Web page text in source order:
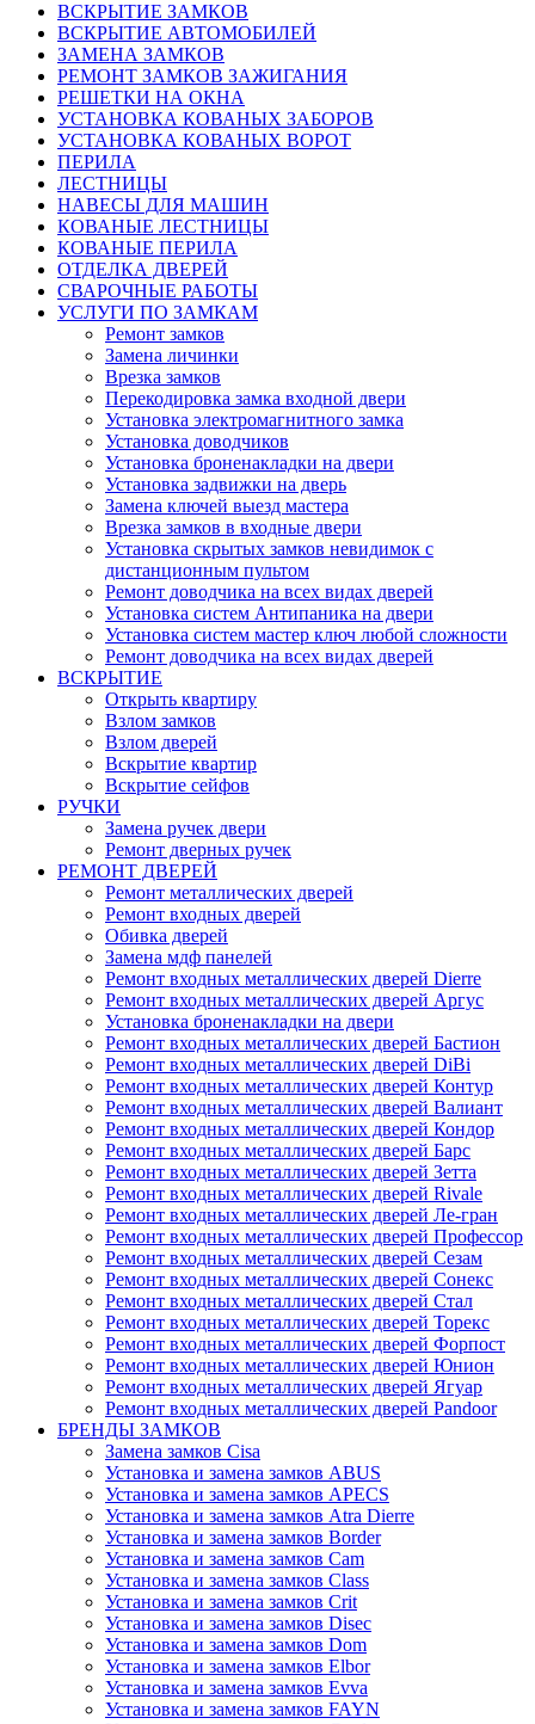
ВСКРЫТИЕ ЗАМКОВ
ВСКРЫТИЕ АВТОМОБИЛЕЙ
ЗАМЕНА ЗАМКОВ
РЕМОНТ ЗАМКОВ ЗАЖИГАНИЯ
РЕШЕТКИ НА ОКНА
УСТАНОВКА КОВАНЫХ ЗАБОРОВ
УСТАНОВКА КОВАНЫХ ВОРОТ
ПЕРИЛА
ЛЕСТНИЦЫ
НАВЕСЫ ДЛЯ МАШИН
КОВАНЫЕ ЛЕСТНИЦЫ
КОВАНЫЕ ПЕРИЛА
ОТДЕЛКА ДВЕРЕЙ
СВАРОЧНЫЕ РАБОТЫ
УСЛУГИ ПО ЗАМКАМ
Ремонт замков
Замена личинки
Врезка замков
Перекодировка замка входной двери
Установка электромагнитного замка
Установка доводчиков
Установка броненакладки на двери
Установка задвижки на дверь
Замена ключей выезд мастера
Врезка замков в входные двери
Установка скрытых замков невидимок с
дистанционным пультом
Ремонт доводчика на всех видах дверей
Установка систем Антипаника на двери
Установка систем мастер ключ любой сложности
Ремонт доводчика на всех видах дверей
ВСКРЫТИЕ
Открыть квартиру
Взлом замков
Взлом дверей
Вскрытие квартир
Вскрытие сейфов
РУЧКИ
Замена ручек двери
Ремонт дверных ручек
РЕМОНТ ДВЕРЕЙ
Ремонт металлических дверей
Ремонт входных дверей
Обивка дверей
Замена мдф панелей
Ремонт входных металлических дверей Dierre
Ремонт входных металлических дверей Аргус
Установка броненакладки на двери
Ремонт входных металлических дверей Бастион
Ремонт входных металлических дверей DiBi
Ремонт входных металлических дверей Контур
Ремонт входных металлических дверей Валиант
Ремонт входных металлических дверей Кондор
Ремонт входных металлических дверей Барс
Ремонт входных металлических дверей Зетта
Ремонт входных металлических дверей Rivale
Ремонт входных металлических дверей Ле-гран
Ремонт входных металлических дверей Профессор
Ремонт входных металлических дверей Сезам
Ремонт входных металлических дверей Сонекс
Ремонт входных металлических дверей Стал
Ремонт входных металлических дверей Торекс
Ремонт входных металлических дверей Форпост
Ремонт входных металлических дверей Юнион
Ремонт входных металлических дверей Ягуар
Ремонт входных металлических дверей Pandoor
БРЕНДЫ ЗАМКОВ
Замена замков Cisa
Установка и замена замков ABUS
Установка и замена замков APECS
Установка и замена замков Atra Dierre
Установка и замена замков Border
Установка и замена замков Cam
Установка и замена замков Class
Установка и замена замков Crit
Установка и замена замков Disec
Установка и замена замков Dom
Установка и замена замков Elbor
Установка и замена замков Evva
Установка и замена замков FAYN